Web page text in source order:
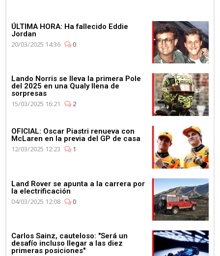
ÚLTIMA HORA: Ha fallecido Eddie
Jordan
20/03/2025 14:36
0
Lando Norris se lleva la primera Pole
del 2025 en una Qualy llena de
sorpresas
15/03/2025 16:21
2
OFICIAL: Oscar Piastri renueva con
McLaren en la previa del GP de casa
12/03/2025 12:23
1
Land Rover se apunta a la carrera por
la electrificación
04/03/2025 12:08
0
Carlos Sainz, cauteloso: "Será un
desafío incluso llegar a las diez
primeras posiciones"